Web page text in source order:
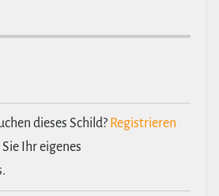
dieses Schild? Registrieren
Ihr eigenes